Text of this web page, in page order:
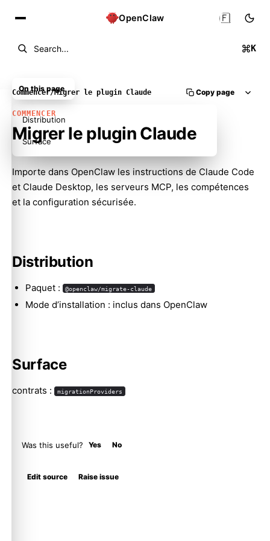
OpenClaw
Search... K
🇫🇷
Commencer/Migrer le plugin Claude Copy page
COMMENCER
Migrer le plugin Claude
Importe dans OpenClaw les instructions de Claude Code
et Claude Desktop, les serveurs MCP, les compétences
et la configuration sécurisée.
Distribution
Paquet : @openclaw/migrate-claude
Mode d’installation : inclus dans OpenClaw
Surface
contrats : migrationProviders
Was this useful? Yes No
Edit source Raise issue
On this page
Distribution
Surface
Molty